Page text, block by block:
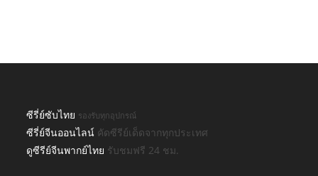
ซีรี่ย์ซับไทย รองรับทุกอุปกรณ์
ซีรี่ย์จีนออนไลน์ คัดซีรีย์เด็ดจากทุกประเทศ
ดูซีรีย์จีนพากย์ไทย รับชมฟรี 24 ชม.